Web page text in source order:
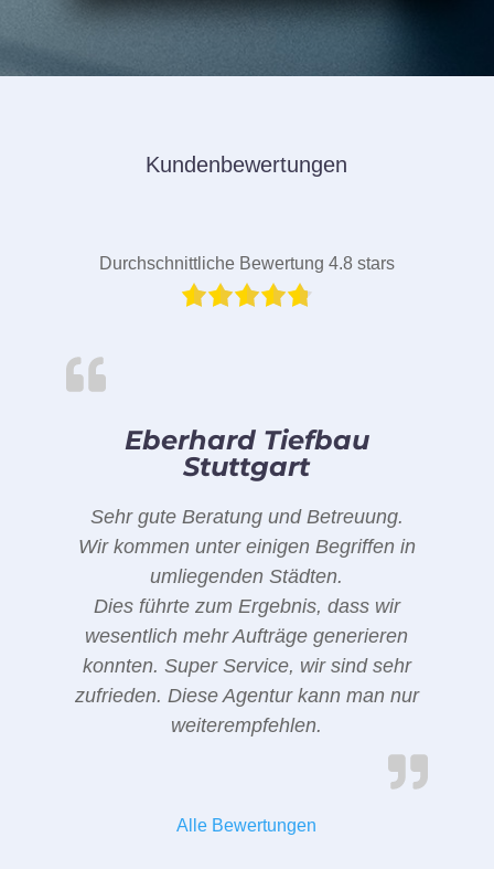
Kundenbewertungen
Durchschnittliche Bewertung 4.8 stars
Eberhard Tiefbau
Stuttgart
Sehr gute Beratung und Betreuung.
Wir kommen unter einigen Begriffen in
umliegenden Städten.
Dies führte zum Ergebnis, dass wir
wesentlich mehr Aufträge generieren
konnten. Super Service, wir sind sehr
zufrieden. Diese Agentur kann man nur
weiterempfehlen.
Alle Bewertungen